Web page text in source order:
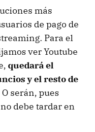
más
de pago de
Para el
ver Youtube
quedará el
y el resto de
serán, pues
debe tardar en